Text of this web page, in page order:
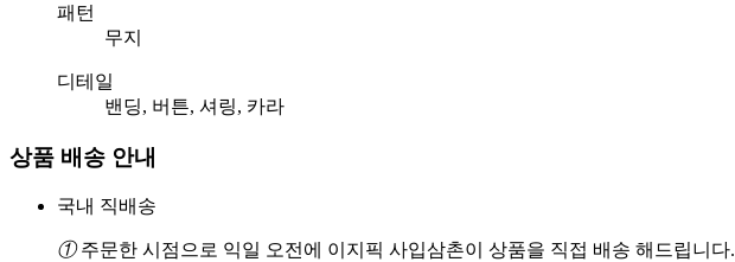
패턴
무지
디테일
밴딩, 버튼, 셔링, 카라
상품 배송 안내
국내 직배송
①주문한 시점으로 익일 오전에 이지픽 사입삼촌이 상품을 직접 배송 해드립니다.